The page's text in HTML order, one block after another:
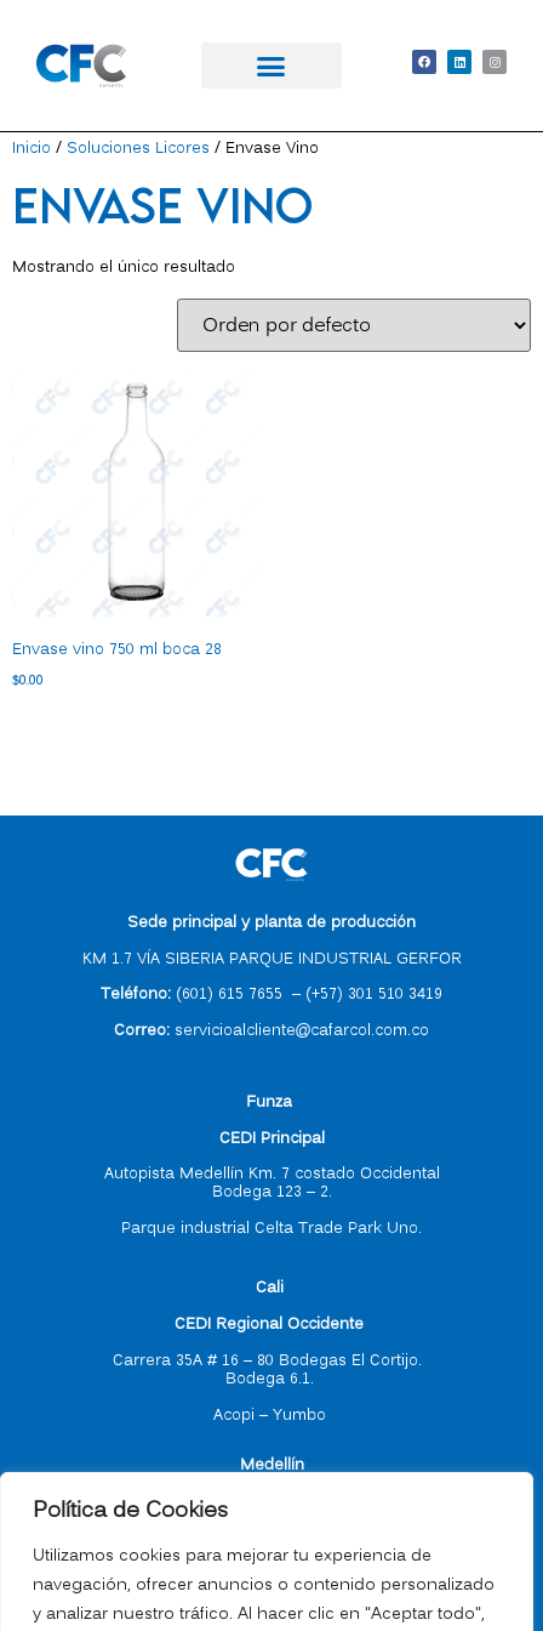
Política de Cookies
Utilizamos cookies para mejorar tu experiencia de
navegación, ofrecer anuncios o contenido personalizado
y analizar nuestro tráfico. Al hacer clic en "Aceptar todo",
Inicio / Soluciones Licores / Envase Vino
Envase Vino
Mostrando el único resultado
Envase vino 750 ml boca 28
$0.00
Sede principal y planta de producción
KM 1.7 VÍA SIBERIA PARQUE INDUSTRIAL GERFOR
Teléfono: (601) 615 7655 – (+57) 301 510 3419
Correo: servicioalcliente@cafarcol.com.co
Funza
CEDI Principal
Autopista Medellín Km. 7 costado Occidental
Bodega 123 – 2.
Parque industrial Celta Trade Park Uno.
Cali
CEDI Regional Occidente
Carrera 35A # 16 – 80 Bodegas El Cortijo.
Bodega 6.1.
Acopi – Yumbo
Medellín
Carrera 55 # 77 -17